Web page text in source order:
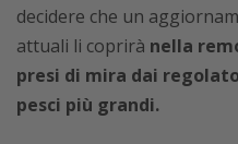
decidere che un
attuali li coprirà nella
presi di mira dai
pesci più grandi.